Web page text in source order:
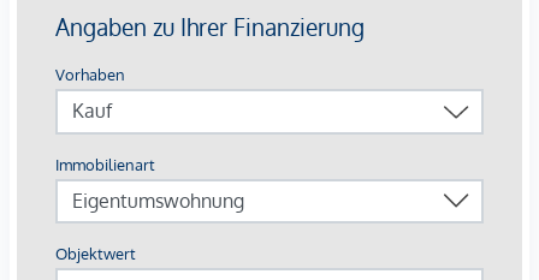
beim Aufstehen durch die bodentiefen Fenster der Sonne
entgegen, stellen Ihre Füße auf den angenehm natürlichen
Richtung Badezimmer, wo Sie die mediterranen Fliesen
gedanklich in den Süden reisen lassen. Jetzt fehlt nur noch
Wohnküche zubereiten und dessen Duft alle Sinne weckt.